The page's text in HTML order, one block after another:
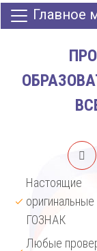
Главное
Настоящие
оригинальные
ГОЗНАК
Любые